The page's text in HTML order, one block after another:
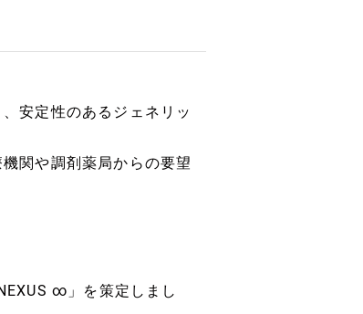
安定性のあるジェネリッ
関や調剤薬局からの要望
∞」を策定しまし